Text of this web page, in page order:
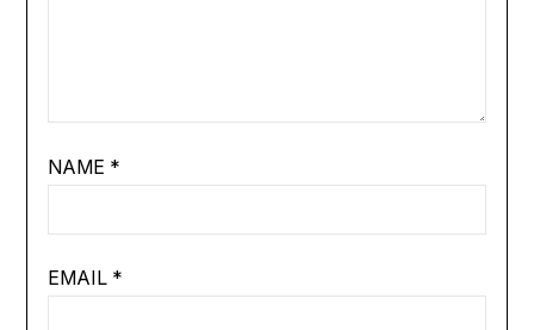
NAME *
EMAIL *